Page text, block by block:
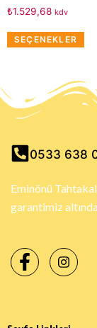
₺1.529,68 kdv
SEÇENEKLER
0533 638
Eminönü
garantimiz